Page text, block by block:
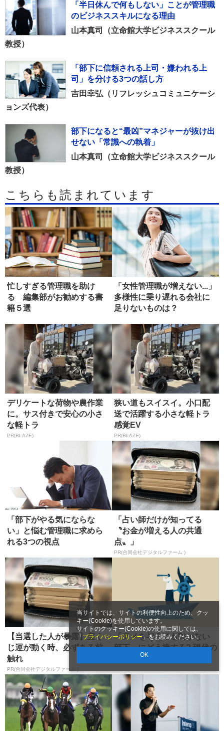
当サイトでは、サイトの利便性向上のため、クッ
キー(Cookie)を使用しています。
サイトのクッキー(Cookie)の使用に関しては、
「 プライバシーポリシー」をお読みください。
OK
「半日休んで何もしない」ことが管理職
のビジネススキルになる理由
山本真司（立命館大学ビジネススクール
教授）
「部下に信頼される上司・嫌われる上
司」を分ける3つの話し方
吉田幸弘（リフレッシュコミュニケーシ
ョンズ代表）
部下になると“最凶”マネジャーが抜け出
せない「常識への執着」
山本真司（立命館大学ビジネススクール
教授）
こちらも読まれています
忙しすぎる管理職を助け
る 編集部がお勧めする書
籍５選
「女性管理職が増えない...」
多様性に乗り遅れる会社に
足りないものは？
デリケートな荷物や農作業
に。サス付きで安心の小さ
な軽トラ
PR(BLAZE)
狭い道もスイスイ。小口配
送で活躍する小さな軽トラ
感覚EV
PR(BLAZE)
「部下がやる気にならな
い」と悩む管理職に求めら
れる3つの視点
「占い師だけが知ってる
〝お金が増える人の共通
点〟」
PR(合同会社デジタルファーム )
【当選した人が暴露】宝く
じ運が動く時、必ずある前
触れ
PR(合同会社デジタルファーム )
「アメを与えても動かない
部下」にどう接する? 現代の
管理職に求められる能力